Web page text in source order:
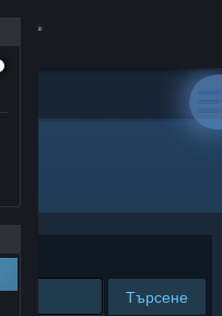
Търсене